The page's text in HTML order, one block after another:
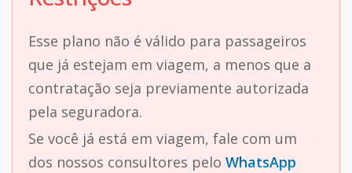
Esse plano não é válido para passageiros
que já estejam em viagem, a menos que a
contratação seja previamente autorizada
pela seguradora.
Se você já está em viagem, fale com um
dos nossos consultores pelo WhatsApp